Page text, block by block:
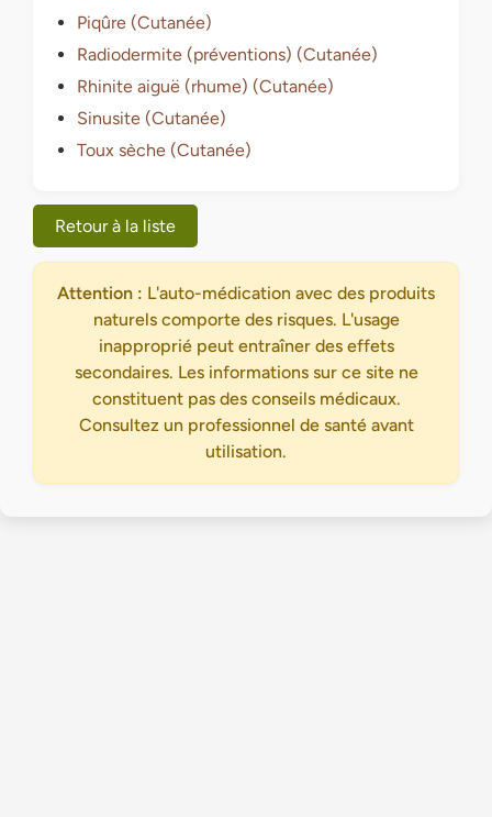
Piqûre (Cutanée)
Radiodermite (préventions) (Cutanée)
Rhinite aiguë (rhume) (Cutanée)
Sinusite (Cutanée)
Toux sèche (Cutanée)
Retour à la liste
Attention : L'auto-médication avec des produits
naturels comporte des risques. L'usage
inapproprié peut entraîner des effets
secondaires. Les informations sur ce site ne
constituent pas des conseils médicaux.
Consultez un professionnel de santé avant
utilisation.